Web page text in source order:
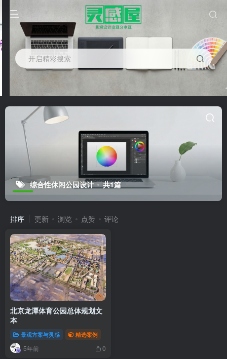
开启精彩搜索
综合性休闲公园设计 共1篇
排序 更新 浏览 点赞 评论
北京龙潭体育公园总体规划文
本
景观方案与灵感 精选案例
5年前 0